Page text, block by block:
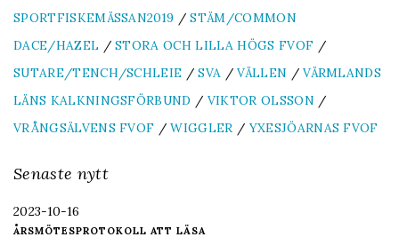
SPORTFISKEMÄSSAN2019 /STÄM/COMMON
DACE/HAZEL /STORA OCH LILLA HÖGS FVOF /
SUTARE/TENCH/SCHLEIE /SVA /VÄLLEN /VÄRMLANDS
LÄNS KALKNINGSFÖRBUND / VIKTOR OLSSON /
VRÅNGSÄLVENS FVOF /WIGGLER /YXESJÖARNAS FVOF
Senaste nytt
2023-10-16
ÅRSMÖTESPROTOKOLL ATT LÄSA